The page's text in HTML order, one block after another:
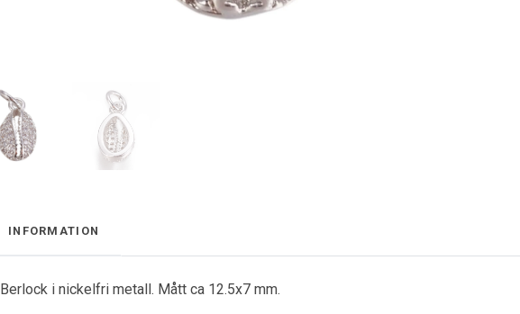
INFORMATION
Berlock i nickelfri metall. Mått ca 12.5x7 mm.